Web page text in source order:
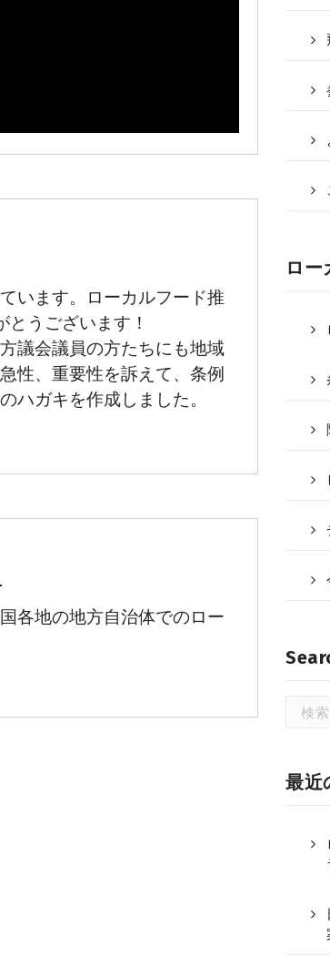
います。ローカルフード推
うございます！
議会議員の方たちにも地域
性、重要性を訴えて、条例
ハガキを作成しました。
各地の地方自治体でのロー
ロー
最近